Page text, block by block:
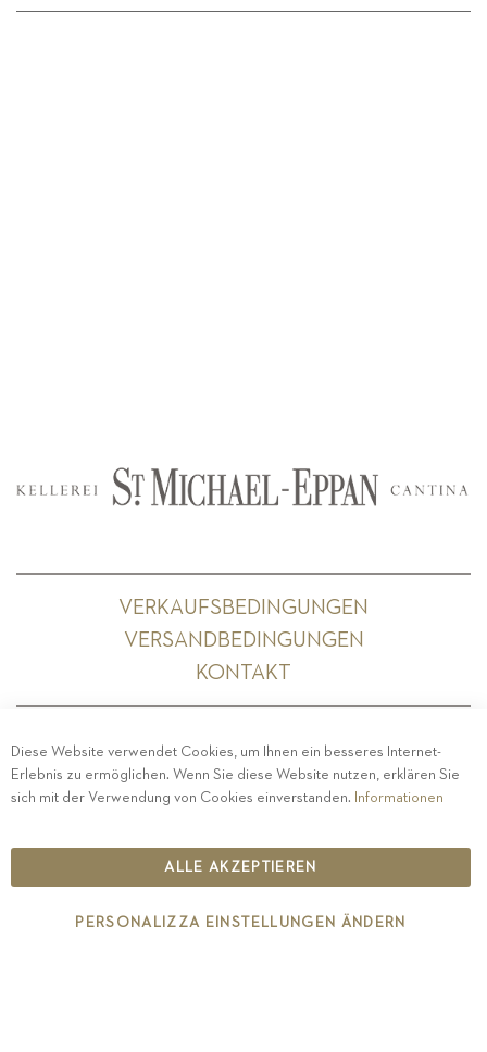
VERKAUFSBEDINGUNGEN
VERSANDBEDINGUNGEN
KONTAKT
PRIVACY-IMPRESSUM- COOKIE POLICY-
ETHISCHER KODEX
IT00126670215
Diese Website verwendet Cookies, um Ihnen ein besseres Internet-
Erlebnis zu ermöglichen. Wenn Sie diese Website nutzen, erklären Sie
sich mit der Verwendung von Cookies einverstanden. Informationen
ALLE AKZEPTIEREN
PERSONALIZZA EINSTELLUNGEN ÄNDERN